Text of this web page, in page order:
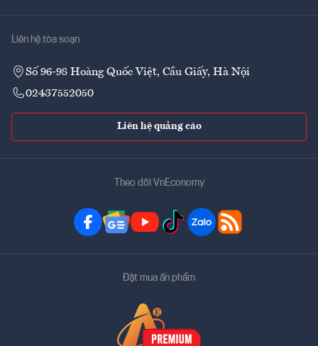
Liên hệ tòa soạn
Số 96-98 Hoàng Quốc Việt, Cầu Giấy, Hà Nội
02437552050
Liên hệ quảng cáo
Theo dõi VnEconomy
Đặt mua ấn phẩm